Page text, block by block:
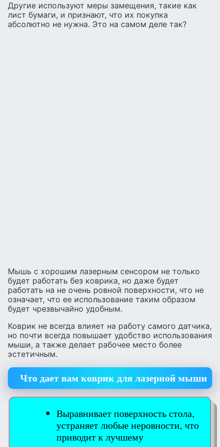
Другие используют меры замещения, такие как
лист бумаги, и признают, что их покупка
абсолютно не нужна. Это на самом деле так?
Мышь с хорошим лазерным сенсором не только
будет работать без коврика, но даже будет
работать на не очень ровной поверхности, что не
означает, что ее использование таким образом
будет чрезвычайно удобным.
Коврик не всегда влияет на работу самого датчика,
но почти всегда повышает удобство использования
мыши, а также делает рабочее место более
эстетичным.
Что дает вам коврик для лазерной мыши
Выравнивает поверхность стола,
устраняет любые неровности, что
приводит к лучшему